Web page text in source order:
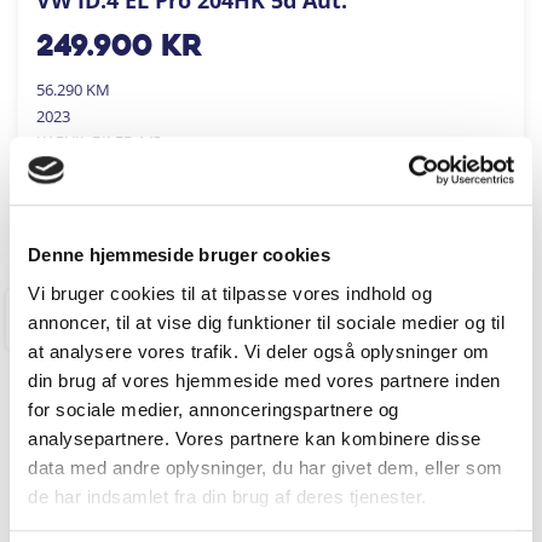
Denne hjemmeside bruger cookies
Vi bruger cookies til at tilpasse vores indhold og
annoncer, til at vise dig funktioner til sociale medier og til
at analysere vores trafik. Vi deler også oplysninger om
din brug af vores hjemmeside med vores partnere inden
for sociale medier, annonceringspartnere og
analysepartnere. Vores partnere kan kombinere disse
data med andre oplysninger, du har givet dem, eller som
de har indsamlet fra din brug af deres tjenester.
249.900kr
56.290 KM
2023
KARVIL BILER A/S
RINGKØBING